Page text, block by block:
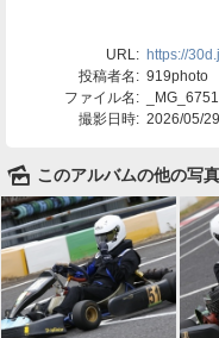
URL: https://
投稿者名: 919photo
ファイル名:
撮影日時: 2026/05/
🌄 このアルバムの他の写真